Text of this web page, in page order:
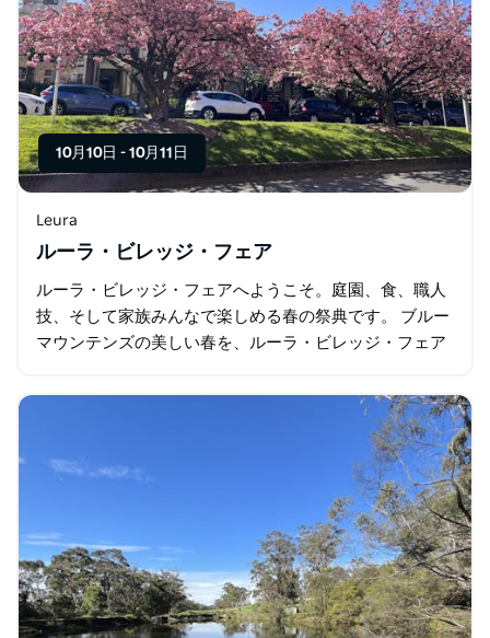
10月10日 - 10月11日
Leura
ルーラ・ビレッジ・フェア
ルーラ・ビレッジ・フェアへようこそ。庭園、食、職人
技、そして家族みんなで楽しめる春の祭典です。 ブルー
マウンテンズの美しい春を、ルーラ・ビレッジ・フェア
間、ルーラ…